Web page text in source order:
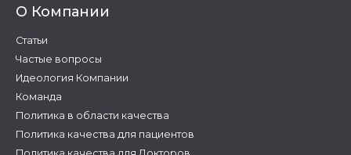
О Компании
Статьи
Частые вопросы
Идеология Компании
Команда
Политика в области качества
Политика качества для пациентов